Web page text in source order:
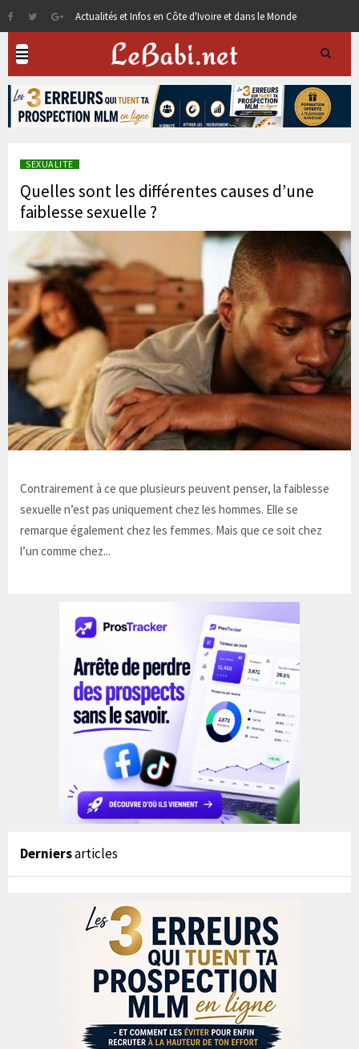
Actualités et Infos en Côte d'Ivoire et dans le Monde
SEXUALITE
Quelles sont les différentes causes d’une
faiblesse sexuelle ?
Contrairement à ce que plusieurs peuvent penser, la faiblesse
sexuelle n’est pas uniquement chez les hommes. Elle se
remarque également chez les femmes. Mais que ce soit chez
l’un comme chez...
Derniersarticles